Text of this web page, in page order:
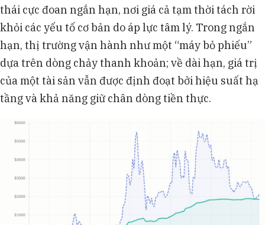
thái cực đoan ngắn hạn, nơi giá cả tạm thời tách rời
khỏi các yếu tố cơ bản do áp lực tâm lý. Trong ngắn
hạn, thị trường vận hành như một “máy bỏ phiếu”
dựa trên dòng chảy thanh khoản; về dài hạn, giá trị
của một tài sản vẫn được định đoạt bởi hiệu suất hạ
tầng và khả năng giữ chân dòng tiền thực.